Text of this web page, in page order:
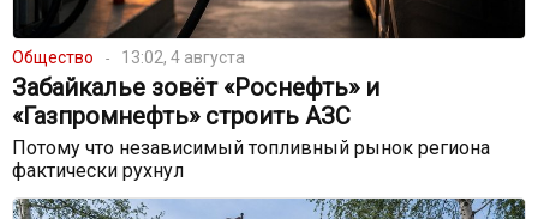
Общество 13:02, 4 августа
Забайкалье зовёт «Роснефть» и
«Газпромнефть» строить АЗС
Потому что независимый топливный рынок региона
фактически рухнул